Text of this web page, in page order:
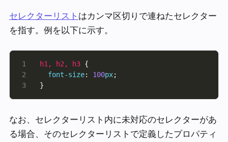
セレクターリスト はカンマ区切りで連ねたセレクター
を指す。例を以下に示す。
3
h1 , h2 , h3
font-size: 100px
}
なお、セレクターリスト内に未対応のセレクターがあ
る場合、そのセレクターリストで定義したプロパティ